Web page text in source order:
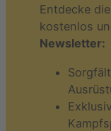
Entdecke
kostenlos
Newsletter: